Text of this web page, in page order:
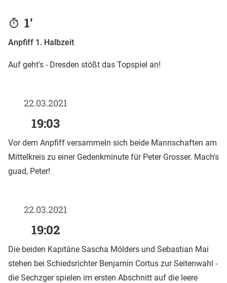
1’
Anpfiff 1. Halbzeit
Auf geht's - Dresden stößt das Topspiel an!
22.03.2021
19:03
Vor dem Anpfiff versammeln sich beide Mannschaften am
Mittelkreis zu einer Gedenkminute für Peter Grosser. Mach's
guad, Peter!
22.03.2021
19:02
Die beiden Kapitäne Sascha Mölders und Sebastian Mai
stehen bei Schiedsrichter Benjamin Cortus zur Seitenwahl -
die Sechzger spielen im ersten Abschnitt auf die leere